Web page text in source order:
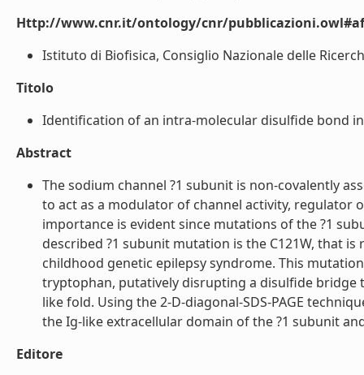
Http://www.cnr.it/ontology/cnr/
Istituto di Biofisica, Consiglio Nazionale delle
Titolo
Identification of an intra-molecular disulfide bond
Abstract
The sodium channel ?1 subunit is non-covalently
to act as a modulator of channel activity, regulator
importance is evident since mutations of the ?1
described ?1 subunit mutation is the C121W, that
childhood genetic epilepsy syndrome. This
tryptophan, putatively disrupting a disulfide
like fold. Using the 2-D-diagonal-SDS-PAGE
the Ig-like extracellular domain of the ?1 subunit
Editore